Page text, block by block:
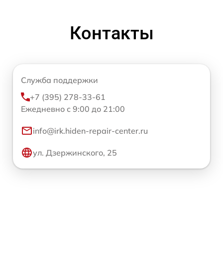
Контакты
Служба поддержки
+7 (395) 278-33-61
Ежедневно с 9:00 до 21:00
info@irk.hiden-repair-center.ru
ул. Дзержинского, 25